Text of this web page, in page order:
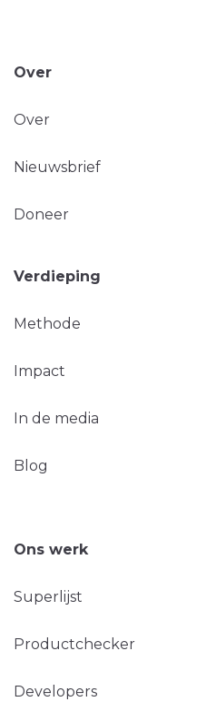
Over
Over
Nieuwsbrief
Doneer
Verdieping
Methode
Impact
In de media
Blog
Ons werk
Superlijst
Productchecker
Developers